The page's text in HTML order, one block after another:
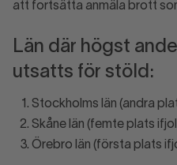
att fortsätta anmäla brott
Län där högst
utsatts för stöld:
Stockholms län (andra
Skåne län (femte plats
Örebro län (första plats